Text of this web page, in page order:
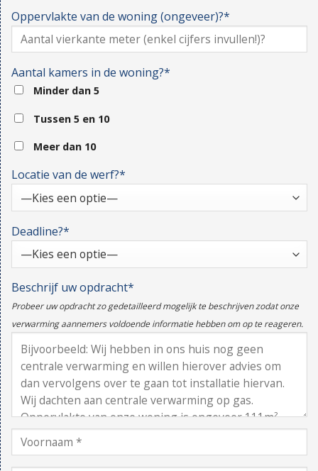
Oppervlakte van de woning (ongeveer)?*
Aantal kamers in de woning?*
Minder dan 5
Tussen 5 en 10
Meer dan 10
Locatie van de werf?*
Deadline?*
Beschrijf uw opdracht*
Probeer uw opdracht zo gedetailleerd mogelijk te beschrijven zodat onze
verwarming aannemers voldoende informatie hebben om op te reageren.